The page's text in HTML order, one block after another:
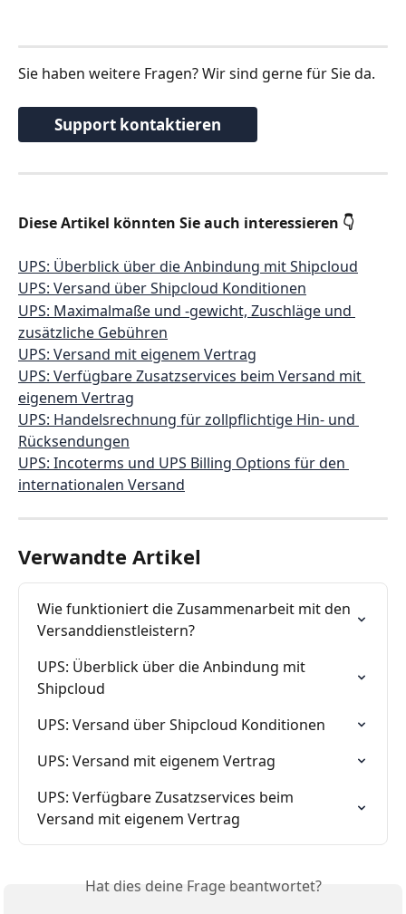
Sie haben weitere Fragen? Wir sind gerne für Sie da.
Support kontaktieren
Diese Artikel könnten Sie auch interessieren 👇
UPS: Überblick über die Anbindung mit Shipcloud
UPS: Versand über Shipcloud Konditionen
UPS: Maximalmaße und -gewicht, Zuschläge und
zusätzliche Gebühren
UPS: Versand mit eigenem Vertrag
UPS: Verfügbare Zusatzservices beim Versand mit
eigenem Vertrag
UPS: Handelsrechnung für zollpflichtige Hin- und
Rücksendungen
UPS: Incoterms und UPS Billing Options für den
internationalen Versand
Verwandte Artikel
Wie funktioniert die Zusammenarbeit mit den
Versanddienstleistern?
UPS: Überblick über die Anbindung mit
Shipcloud
UPS: Versand über Shipcloud Konditionen
UPS: Versand mit eigenem Vertrag
UPS: Verfügbare Zusatzservices beim
Versand mit eigenem Vertrag
Hat dies deine Frage beantwortet?